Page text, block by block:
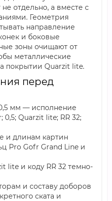
отдельно, а вместе с
Геометрия
направление
и боковые
зоны очищают от
металлические
покрытии Quarzit lite.
перед
мм — исполнение
Quarzit lite; RR 32;
и длинам картин
Pro Gofr Grand Line и
lite и коду RR 32 темно-
и составу доборов
ската и